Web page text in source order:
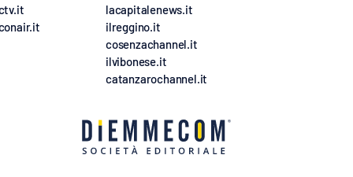
lacapitalenews.it
ilreggino.it
cosenzachannel.it
ilvibonese.it
catanzarochannel.it